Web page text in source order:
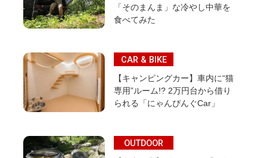
「そのまんま」な冷やし中華を
食べてみた
CAR & BIKE
【キャンピングカー】車内に“猫
専用”ルーム!? 2万円台から借り
られる「にゃんぴんぐCar」
OUTDOOR